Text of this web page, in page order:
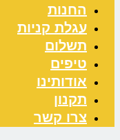
החנות
עגלת קניות
תשלום
טיפים
אודותינו
תקנון
צרו קשר